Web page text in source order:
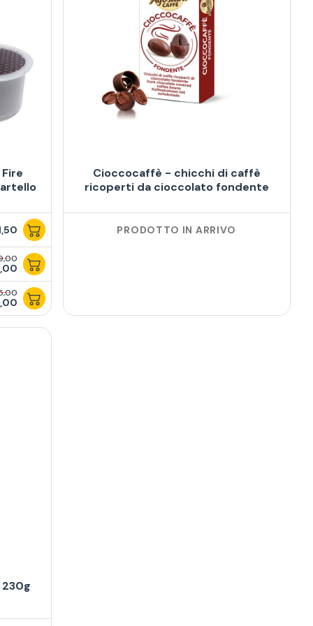
Cioccocaffè - chicchi di caffè
ricoperti da cioccolato fondente
PRODOTTO IN ARRIVO